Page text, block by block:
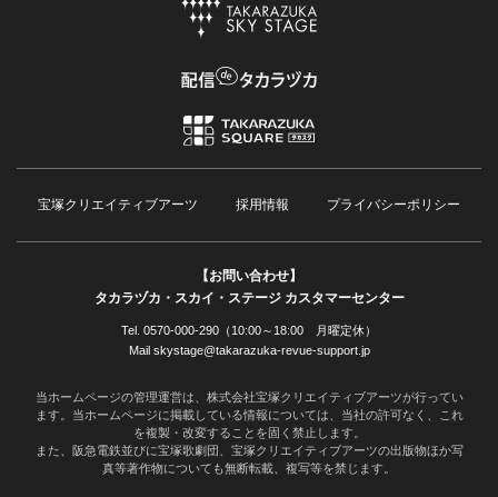
宝塚クリエイティブアーツ 採用情報 プライバシーポリシー
【お問い合わせ】
タカラヅカ・スカイ・ステージ カスタマーセンター
Tel. 0570-000-290（10:00～18:00 月曜定休）
Mail skystage@takarazuka-revue-support.jp
当ホームページの管理運営は、株式会社宝塚クリエイティブアーツが行ってい
ます。当ホームページに掲載している情報については、当社の許可なく、これ
を複製・改変することを固く禁止します。
また、阪急電鉄並びに宝塚歌劇団、宝塚クリエイティブアーツの出版物ほか写
真等著作物についても無断転載、複写等を禁じます。